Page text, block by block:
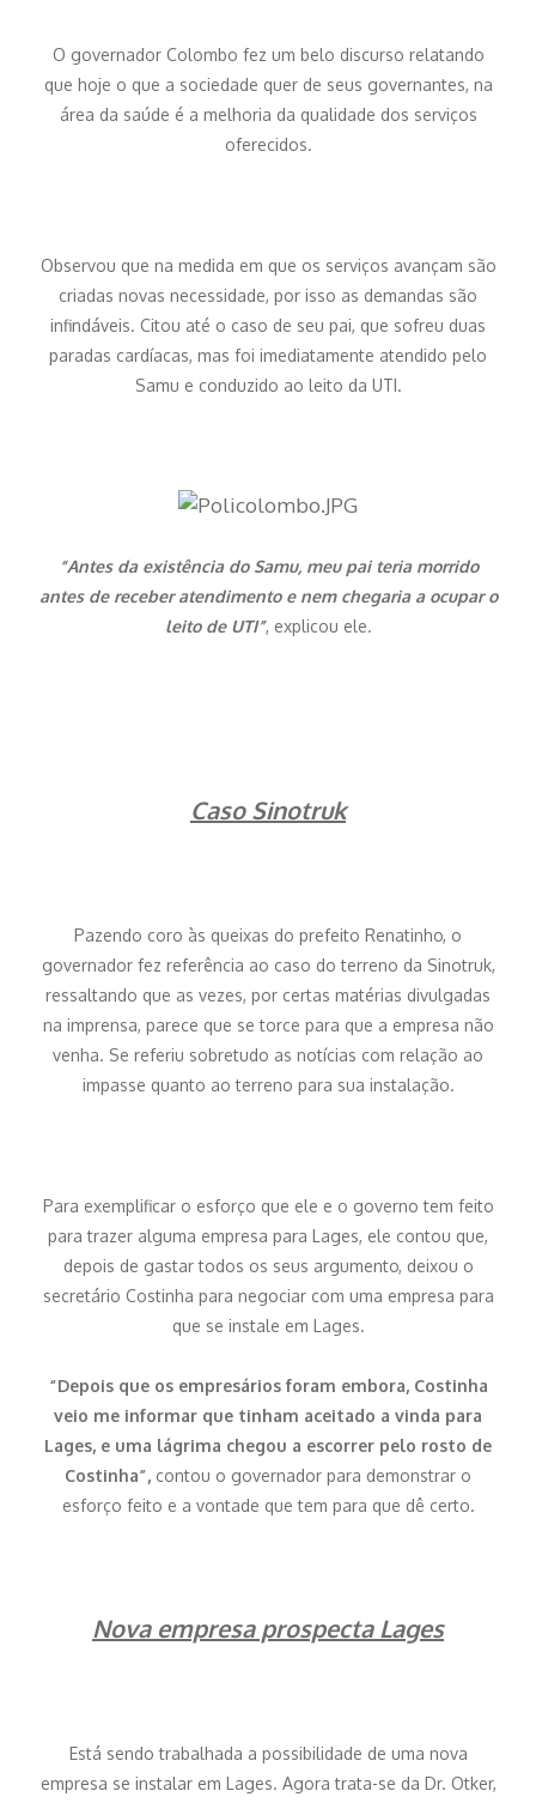
O governador Colombo fez um belo discurso relatando
que hoje o que a sociedade quer de seus governantes, na
área da saúde é a melhoria da qualidade dos serviços
oferecidos.
Observou que na medida em que os serviços avançam são
criadas novas necessidade, por isso as demandas são
infindáveis. Citou até o caso de seu pai, que sofreu duas
paradas cardíacas, mas foi imediatamente atendido pelo
Samu e conduzido ao leito da UTI.
“Antes da existência do Samu, meu pai teria morrido
antes de receber atendimento e nem chegaria a ocupar o
leito de UTI”, explicou ele.
Caso Sinotruk
Pazendo coro às queixas do prefeito Renatinho, o
governador fez referência ao caso do terreno da Sinotruk,
ressaltando que as vezes, por certas matérias divulgadas
na imprensa, parece que se torce para que a empresa não
venha. Se referiu sobretudo as notícias com relação ao
impasse quanto ao terreno para sua instalação.
Para exemplificar o esforço que ele e o governo tem feito
para trazer alguma empresa para Lages, ele contou que,
depois de gastar todos os seus argumento, deixou o
secretário Costinha para negociar com uma empresa para
que se instale em Lages.
“Depois que os empresários foram embora, Costinha
veio me informar que tinham aceitado a vinda para
Lages, e uma lágrima chegou a escorrer pelo rosto de
Costinha”, contou o governador para demonstrar o
esforço feito e a vontade que tem para que dê certo.
Nova empresa prospecta Lages
Está sendo trabalhada a possibilidade de uma nova
empresa se instalar em Lages. Agora trata-se da Dr. Otker,